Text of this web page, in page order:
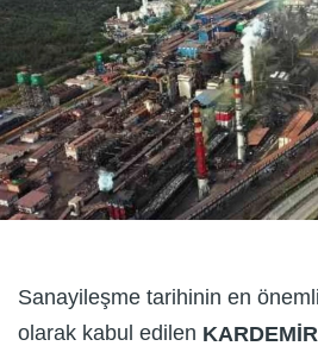
Sanayileşme tarihinin en
olarak kabul edilen KARDEMİR